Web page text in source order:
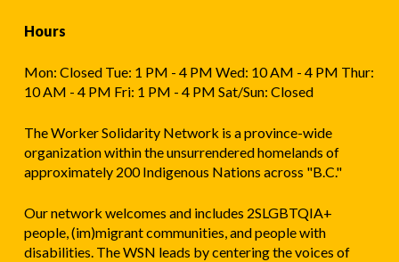
Hours
Mon: Closed Tue: 1 PM - 4 PM Wed: 10 AM - 4 PM Thur:
10 AM - 4 PM Fri: 1 PM - 4 PM Sat/Sun: Closed
The Worker Solidarity Network is a province-wide
organization within the unsurrendered homelands of
approximately 200 Indigenous Nations across "B.C."
Our network welcomes and includes 2SLGBTQIA+
people, (im)migrant communities, and people with
disabilities. The WSN leads by centering the voices of